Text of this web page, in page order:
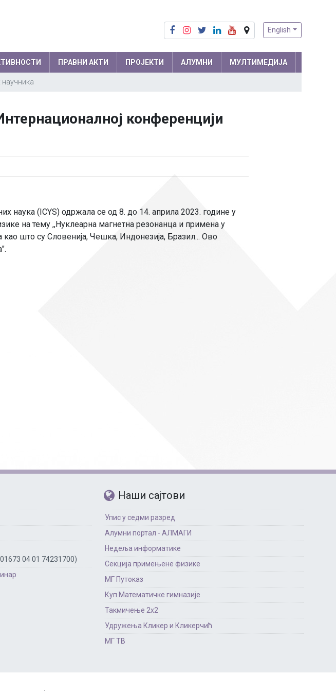
English
Секретар школе
Професори
Психолози
Администратори мреже
Рачуноводство
Физика
Биологија
Хемија
Српски језик
по годинама
на осталим међународним
Припреме из физике
ПРАВНИ АКТИ ПРОЈЕКТИ АЛУМНИ МУЛТИМЕДИЈА
конференцији
наука (ICYS) одржала се од 8. до 14. априла 2023. године у
на тему ,,Нуклеарна магнетна резонанца и примена у
што су Словенија, Чешка, Индонезија, Бразил... Ово
04 01 74231700)
Наши сајтови
Упис у седми разред
Алумни портал - АЛМАГИ
Недеља информатике
Секција примењене физике
МГ Путоказ
Куп Математичке гимназије
Такмичење 2х2
Удружења Кликер и Кликерчић
МГ ТВ